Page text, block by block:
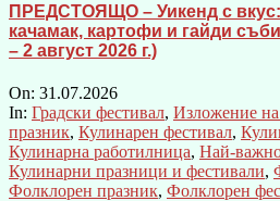
ПРЕДСТОЯЩО – Уикенд с
качамак, картофи и гайди
– 2 август 2026 г.)
On: 31.07.2026
In: Градски фестивал, Изложение
празник, Кулинарен фестивал,
Кулинарна работилница, Най-
Кулинарни празници и фестивали,
Фолклорен празник, Фолклорен